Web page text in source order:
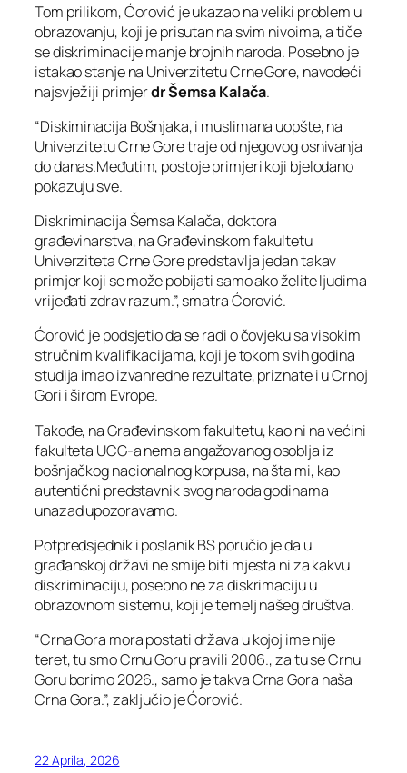
Tom prilikom, Ćorović je ukazao na veliki problem u
obrazovanju, koji je prisutan na svim nivoima, a tiče
se diskriminacije manje brojnih naroda. Posebno je
istakao stanje na Univerzitetu Crne Gore, navodeći
najsvježiji primjerdr Šemsa Kalača.
“Diskiminacija Bošnjaka, i muslimana uopšte, na
Univerzitetu Crne Gore traje od njegovog osnivanja
do danas.Međutim, postoje primjeri koji bjelodano
pokazuju sve.
Diskriminacija Šemsa Kalača, doktora
građevinarstva, na Građevinskom fakultetu
Univerziteta Crne Gore predstavlja jedan takav
primjer koji se može pobijati samo ako želite ljudima
vrijeđati zdrav razum.”, smatra Ćorović.
Ćorović je podsjetio da se radi o čovjeku sa visokim
stručnim kvalifikacijama, koji je tokom svih godina
studija imao izvanredne rezultate, priznate i u Crnoj
Gori i širom Evrope.
Takođe, na Građevinskom fakultetu, kao ni na većini
fakulteta UCG-a nema angažovanog osoblja iz
bošnjačkog nacionalnog korpusa, na šta mi, kao
autentični predstavnik svog naroda godinama
unazad upozoravamo.
Potpredsjednik i poslanik BS poručio je da u
građanskoj državi ne smije biti mjesta ni za kakvu
diskriminaciju, posebno ne za diskrimaciju u
obrazovnom sistemu, koji je temelj našeg društva.
“Crna Gora mora postati država u kojoj ime nije
teret, tu smo Crnu Goru pravili 2006., za tu se Crnu
Goru borimo 2026., samo je takva Crna Gora naša
Crna Gora.”, zaključio je Ćorović.
22 Aprila, 2026